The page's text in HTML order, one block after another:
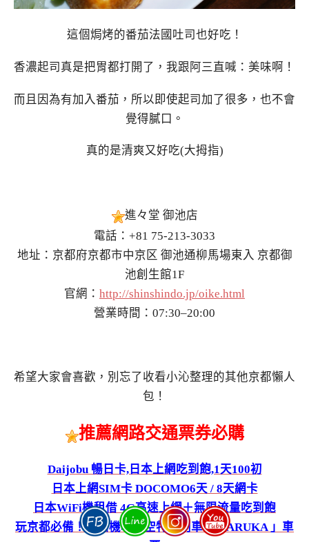
這個焗烤的番茄法國吐司也好吃！
香濃起司真是把胃都打開了，我跟阿三直喊：美味啊！
而且因為有加入番茄，所以即使起司加了很多，也不會
覺得膩口。
真的是清爽又好吃(大拇指)
進々堂 御池店
電話：+81 75-213-3033
地址：京都府京都市中京区 御池通柳馬場東入 京都御
池創生館1F
官網： http://shinshindo.jp/oike.html
營業時間：07:30–20:00
希望大家會喜歡，別忘了收看小沁整理的其他京都懶人
包！
推薦網路交通票券必購
Daijobu 暢日卡,日本上網吃到飽,1天100初
日本上網SIM卡 DOCOMO6天 / 8天網卡
日本WiFi機租借 4G高速上網＋無限流量吃到飽
玩京都必備！關西機場關空特快列車「 HARUKA 」車